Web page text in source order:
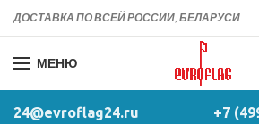
ДОСТАВКА ПО ВСЕЙ РОССИИ, БЕЛАРУСИ
МЕНЮ
24@evroflag24.ru +7